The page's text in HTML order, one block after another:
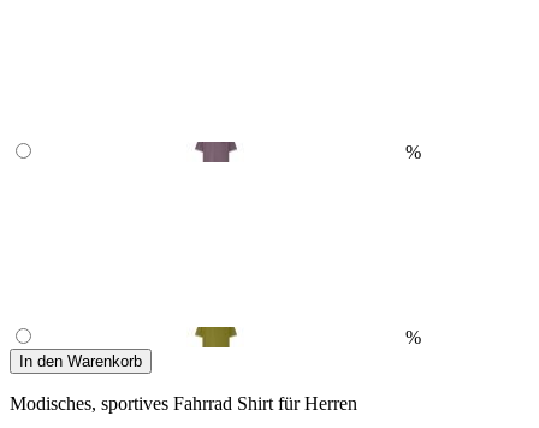
%
%
In den Warenkorb
Modisches, sportives Fahrrad Shirt für Herren